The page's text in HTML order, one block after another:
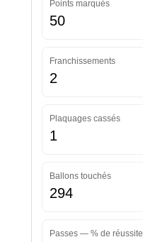
Points marqués
50
Franchissements
2
Plaquages cassés
1
Ballons touchés
294
Passes — % de réussite